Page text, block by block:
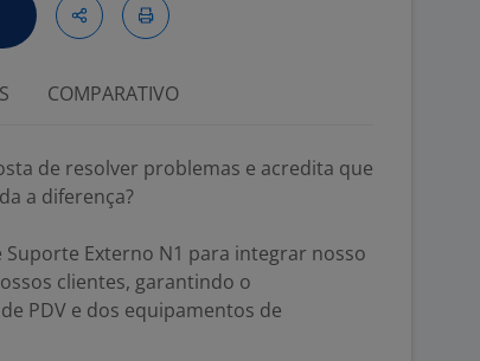
COMPARATIVO
de resolver problemas e acredita que
a diferença?
Externo N1 para integrar nosso
clientes, garantindo o
PDV e dos equipamentos de